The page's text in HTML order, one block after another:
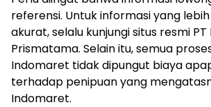
referensi. Untuk informasi yang
akurat, selalu kunjungi situs resmi
Prismatama. Selain itu, semua
Indomaret tidak dipungut biaya
terhadap penipuan yang
Indomaret.